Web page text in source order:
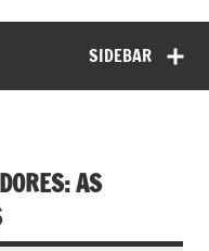
SIDEBAR
AS